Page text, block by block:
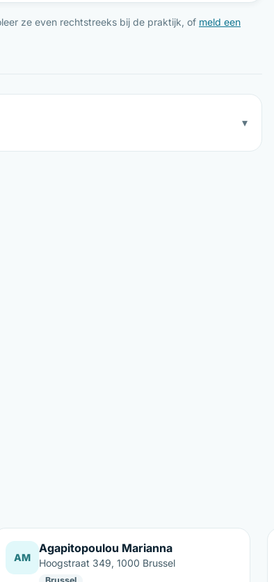
ze even rechtstreeks bij de praktijk, of meld een
▾
AM
Agapitopoulou Marianna
Hoogstraat 349, 1000 Brussel